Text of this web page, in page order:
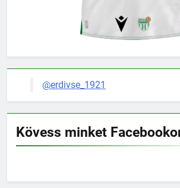
@erdivse_1921
Kövess minket